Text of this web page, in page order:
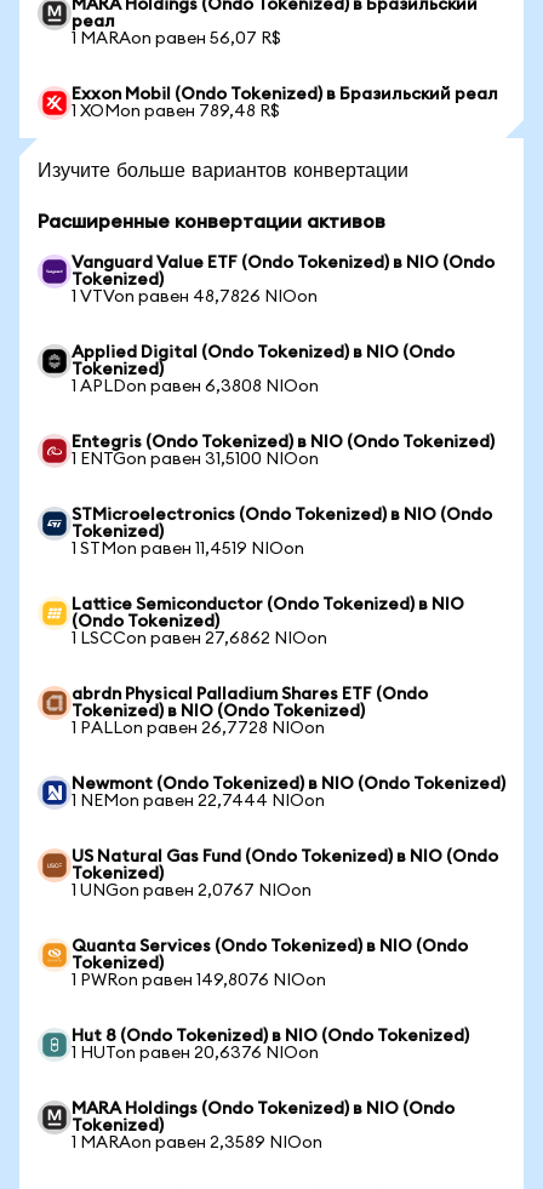
MARA Holdings (Ondo Tokenized) в Бразильский
реал
1 MARAon равен 56,07 R$
Exxon Mobil (Ondo Tokenized) в Бразильский реал
1 XOMon равен 789,48 R$
Изучите больше вариантов конвертации
Расширенные конвертации активов
Vanguard Value ETF (Ondo Tokenized) в NIO (Ondo
Tokenized)
1 VTVon равен 48,7826 NIOon
Applied Digital (Ondo Tokenized) в NIO (Ondo
Tokenized)
1 APLDon равен 6,3808 NIOon
Entegris (Ondo Tokenized) в NIO (Ondo Tokenized)
1 ENTGon равен 31,5100 NIOon
STMicroelectronics (Ondo Tokenized) в NIO (Ondo
Tokenized)
1 STMon равен 11,4519 NIOon
Lattice Semiconductor (Ondo Tokenized) в NIO
(Ondo Tokenized)
1 LSCCon равен 27,6862 NIOon
abrdn Physical Palladium Shares ETF (Ondo
Tokenized) в NIO (Ondo Tokenized)
1 PALLon равен 26,7728 NIOon
Newmont (Ondo Tokenized) в NIO (Ondo Tokenized)
1 NEMon равен 22,7444 NIOon
US Natural Gas Fund (Ondo Tokenized) в NIO (Ondo
Tokenized)
1 UNGon равен 2,0767 NIOon
Quanta Services (Ondo Tokenized) в NIO (Ondo
Tokenized)
1 PWRon равен 149,8076 NIOon
Hut 8 (Ondo Tokenized) в NIO (Ondo Tokenized)
1 HUTon равен 20,6376 NIOon
MARA Holdings (Ondo Tokenized) в NIO (Ondo
Tokenized)
1 MARAon равен 2,3589 NIOon